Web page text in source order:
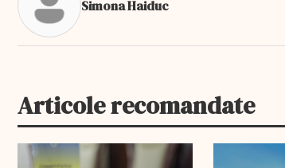
Simona Haiduc
Articole recomandate
EXCLUSIV